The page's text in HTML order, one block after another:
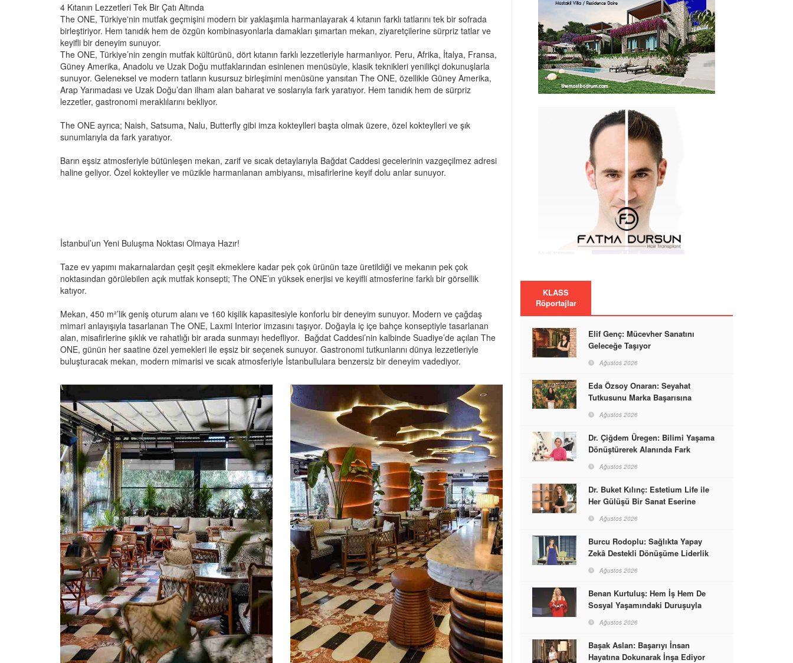
4 Kıtanın Lezzetleri Tek Bir Çatı Altında
The ONE, Türkiye'nin mutfak geçmişini modern bir yaklaşımla harmanlayarak 4 kıtanın farklı tatlarını tek bir sofrada
birleştiriyor. Hem tanıdık hem de özgün kombinasyonlarla damakları şımartan mekan, ziyaretçilerine sürpriz tatlar ve
keyifli bir deneyim sunuyor.
The ONE, Türkiye’nin zengin mutfak kültürünü, dört kıtanın farklı lezzetleriyle harmanlıyor. Peru, Afrika, İtalya, Fransa,
Güney Amerika, Anadolu ve Uzak Doğu mutfaklarından esinlenen menüsüyle, klasik teknikleri yenilikçi dokunuşlarla
sunuyor. Geleneksel ve modern tatların kusursuz birleşimini menüsüne yansıtan The ONE, özellikle Güney Amerika,
Arap Yarımadası ve Uzak Doğu’dan ilham alan baharat ve soslarıyla fark yaratıyor. Hem tanıdık hem de sürpriz
lezzetler, gastronomi meraklılarını bekliyor.
The ONE ayrıca; Naish, Satsuma, Nalu, Butterfly gibi imza kokteylleri başta olmak üzere, özel kokteylleri ve şık
sunumlarıyla da fark yaratıyor.
Barın eşsiz atmosferiyle bütünleşen mekan, zarif ve sıcak detaylarıyla Bağdat Caddesi gecelerinin vazgeçilmez adresi
haline geliyor. Özel kokteyller ve müzikle harmanlanan ambiyansı, misafirlerine keyif dolu anlar sunuyor.
İstanbul’un Yeni Buluşma Noktası Olmaya Hazır!
Taze ev yapımı makarnalardan çeşit çeşit ekmeklere kadar pek çok ürünün taze üretildiği ve mekanın pek çok
noktasından görülebilen açık mutfak konsepti; The ONE’ın yüksek enerjisi ve keyifli atmosferine farklı bir görsellik
katıyor.
Mekan, 450 m²’lik geniş oturum alanı ve 160 kişilik kapasitesiyle konforlu bir deneyim sunuyor. Modern ve çağdaş
mimari anlayışıyla tasarlanan The ONE, Laxmi Interior imzasını taşıyor. Doğayla iç içe bahçe konseptiyle tasarlanan
alan, misafirlerine şıklık ve rahatlığı bir arada sunmayı hedefliyor. Bağdat Caddesi’nin kalbinde Suadiye’de açılan The
ONE, günün her saatine özel yemekleri ile eşsiz bir seçenek sunuyor. Gastronomi tutkunlarını dünya lezzetleriyle
buluşturacak mekan, modern mimarisi ve sıcak atmosferiyle İstanbullulara benzersiz bir deneyim vadediyor.
KLASS
Röportajlar
Elif Genç: Mücevher Sanatını
Geleceğe Taşıyor
Ağustos 2026
Eda Özsoy Onaran: Seyahat
Tutkusunu Marka Başarısına
Ağustos 2026
Dr. Çiğdem Üregen: Bilimi Yaşama
Dönüştürerek Alanında Fark
Ağustos 2026
Dr. Buket Kılınç: Estetium Life ile
Her Gülüşü Bir Sanat Eserine
Ağustos 2026
Burcu Rodoplu: Sağlıkta Yapay
Zekâ Destekli Dönüşüme Liderlik
Ağustos 2026
Benan Kurtuluş: Hem İş Hem De
Sosyal Yaşamındaki Duruşuyla
Ağustos 2026
Başak Aslan: Başarıyı İnsan
Hayatına Dokunarak İnşa Ediyor